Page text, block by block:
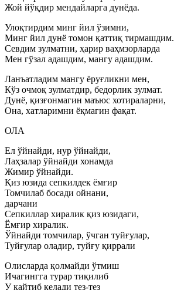
Жой йўқдир мендайларга дунёда.
Улоқтирдим минг йил ўзимни,
Минг йил дунё томон қаттиқ тирмашдим.
Севдим зулматни, ҳарир ваҳмзорларда
Мен гўзал адашдим, мангу адашдим.
Ланъатладим мангу ёруғликни мен,
Кўз очмоқ зулматдир, бедорлик зулмат.
Дунё, қизғонмагин маъюс хотираларни,
Она, хатларимни ёқмагин фақат.
ОЛА
Ел ўйнайди, нур ўйнайди,
Лаҳзалар ўйнайди хонамда
Жимир ўйнайди.
Қиз юзида сепкилдек ёмғир
Томчилаб босади ойнани,
дарчани
Сепкиллар хиралик қиз юзидаги,
Ёмғир хиралик.
Ўйнайди томчилар, ўчган туйғулар,
Туйғулар оладир, туйғу қиррали
Олисларда қолмайди ўтмиш
Ичагингга турар тиқилиб
У қайтиб келади тез-тез